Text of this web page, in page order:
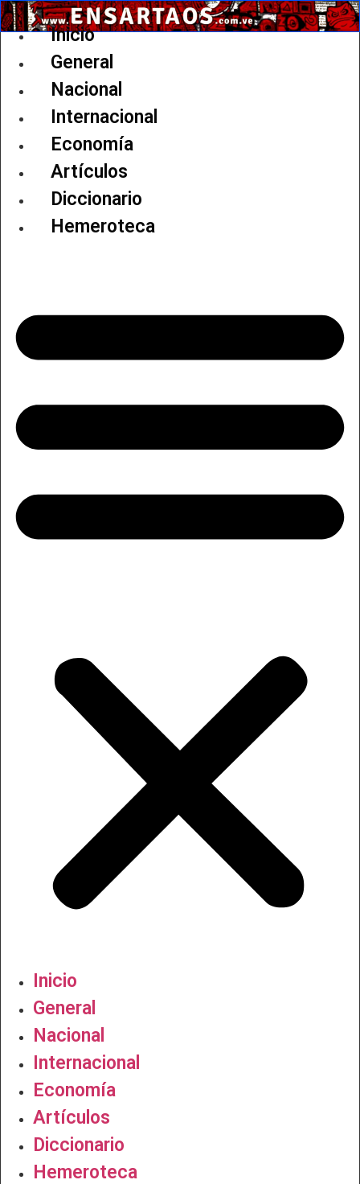
Ir
al
Inicio
General
Nacional
Internacional
Economía
Artículos
Diccionario
Hemeroteca
Inicio
General
Nacional
Internacional
Economía
Artículos
Diccionario
Hemeroteca